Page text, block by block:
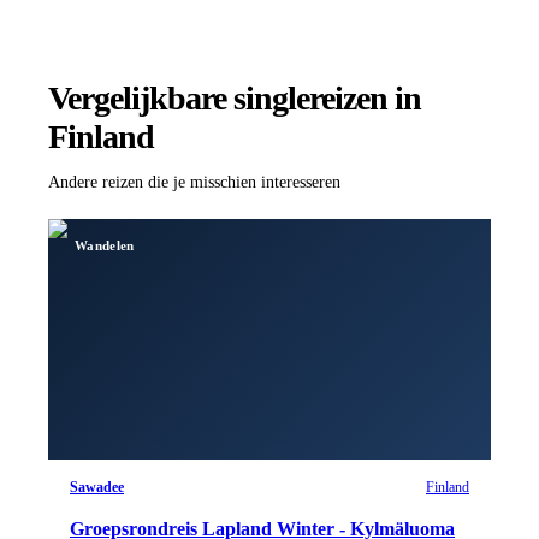
Vergelijkbare singlereizen in
Finland
Andere reizen die je misschien interesseren
Wandelen
Sawadee Finland
Groepsrondreis Lapland Winter - Kylmäluoma